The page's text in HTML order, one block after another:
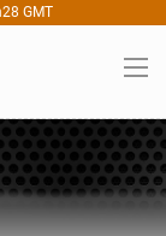
GMT